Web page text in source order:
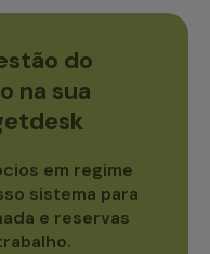
do
na sua
em regime
sistema para
e reservas